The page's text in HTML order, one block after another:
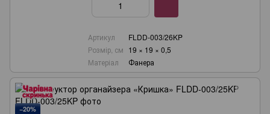
Артикул
FLDD-003/26KP
Розмір, см 19 × 19 × 0,5
Матеріал
Фанера
−20%